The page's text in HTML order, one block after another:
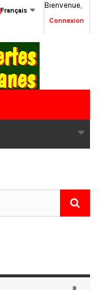
Bienvenue,
Connexion
Français